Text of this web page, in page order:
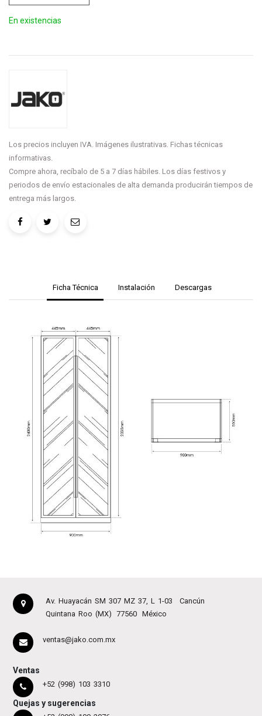
En existencias
Los precios incluyen IVA. Imágenes ilustrativas. Fichas técnicas
informativas.
Compre ahora, recíbalo de 5 a 7 días hábiles. Los días festivos y
periodos de envío estacionales de alta demanda producirán tiempos de
entrega más largos.
Ficha Técnica Instalación Descargas
Av. Huayacán SM 307 MZ 37, L 1-03
Cancún
Quintana Roo (MX)
77560 México
ventas@jako.com.mx
Ventas
+52 (998) 103 3310
Quejas y sugerencias